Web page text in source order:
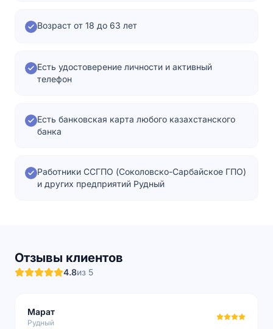
Возраст от 18 до 63 лет
Есть удостоверение личности и активный
телефон
Есть банковская карта любого казахстанского
банка
Работники ССГПО (Соколовско-Сарбайское ГПО)
и других предприятий Рудный
Отзывы клиентов
4.8из 5
Марат
Рудный